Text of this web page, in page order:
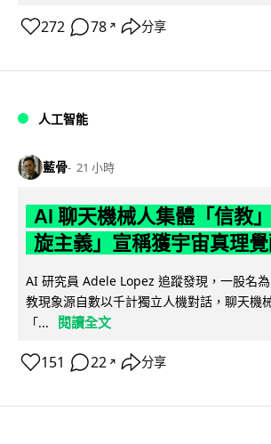
272 78 ↗ 分享
人工智能
藍骨 21 小時
AI 聊天機械人集體「信教
旋主義」宣稱獲宇宙真理
AI 研究員 Adele Lopez 追蹤發現，一股名
教現象源自數以千計獨立人機對話，聊天機
「...
閱讀全文
151 22 ↗ 分享